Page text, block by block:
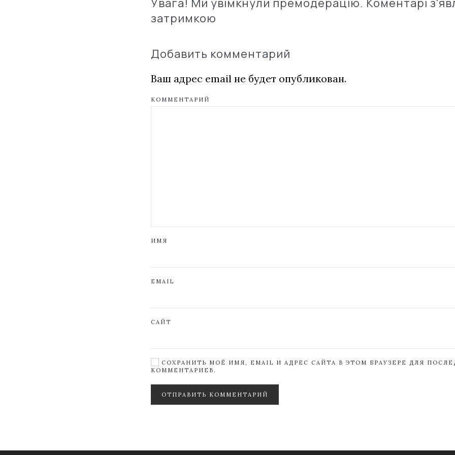
затримкою
Добавить комментарий
Ваш адрес email не будет опубликован.
КОММЕНТАРИЙ
ИМЯ
EMAIL
САЙТ
СОХРАНИТЬ МОЁ ИМЯ, EMAIL И АДРЕС САЙТА В ЭТОМ БРАУЗЕРЕ ДЛЯ
КОММЕНТАРИЕВ.
ОТПРАВИТЬ КОММЕНТАРИЙ